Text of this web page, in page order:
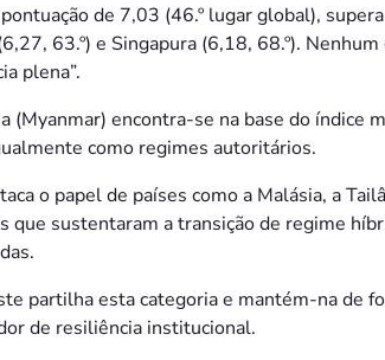
de 7,03 (46.º lugar global),
63.º) e Singapura (6,18, 68.º).
plena”.
(Myanmar) encontra-se na base do índice
como regimes autoritários.
o papel de países como a Malásia, a
que sustentaram a transição de regime
partilha esta categoria e mantém-na de
de resiliência institucional.